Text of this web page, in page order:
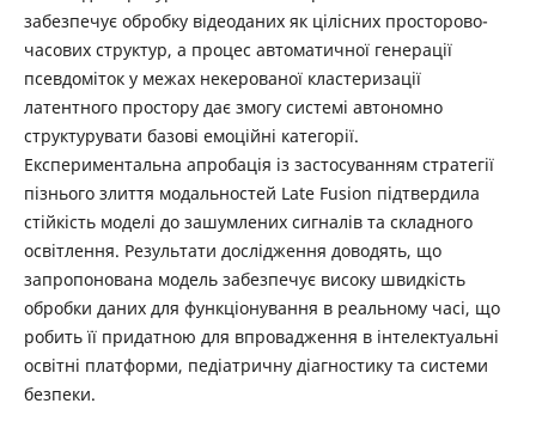
забезпечує обробку відеоданих як цілісних просторово-
часових структур, а процес автоматичної генерації
псевдоміток у межах некерованої кластеризації
латентного простору дає змогу системі автономно
структурувати базові емоційні категорії.
Експериментальна апробація із застосуванням стратегії
пізнього злиття модальностей Late Fusion підтвердила
стійкість моделі до зашумлених сигналів та складного
освітлення. Результати дослідження доводять, що
запропонована модель забезпечує високу швидкість
обробки даних для функціонування в реальному часі, що
робить її придатною для впровадження в інтелектуальні
освітні платформи, педіатричну діагностику та системи
безпеки.